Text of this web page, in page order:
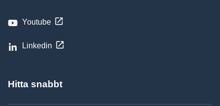
Youtube
Linkedin
Hitta snabbt